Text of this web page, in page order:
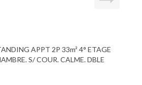
APPT 2P 33m² 4° ETAGE
S/ COUR. CALME. DBLE